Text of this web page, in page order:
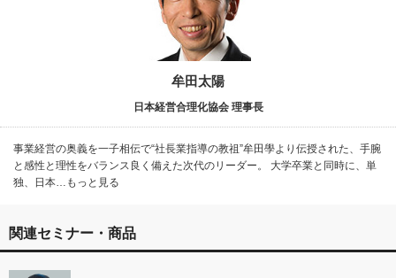
牟田太陽
日本経営合理化協会 理事長
事業経営の奥義を一子相伝で“社長業指導の教祖”牟田學より伝授された、手腕
と感性と理性をバランス良く備えた次代のリーダー。 大学卒業と同時に、単
独、日本…もっと見る
関連セミナー・商品